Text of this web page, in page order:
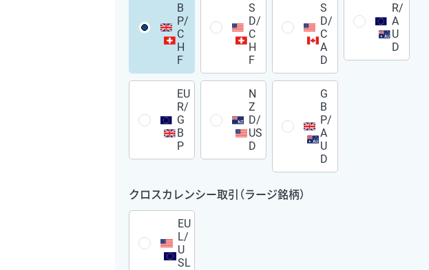
B
P/
C
H
F
S
D/
C
H
F
S
D/
C
A
D
R/
A
U
D
EU
R/
G
B
P
N
Z
D/
US
D
G
B
P/
A
U
D
クロスカレンシー取引（ラージ銘柄）
EU
L/
U
SL